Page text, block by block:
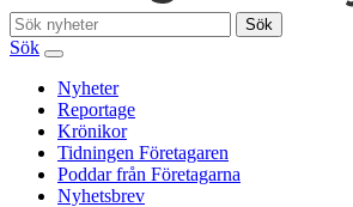
Sök
Sök
Nyheter
Reportage
Krönikor
Tidningen Företagaren
Poddar från Företagarna
Nyhetsbrev